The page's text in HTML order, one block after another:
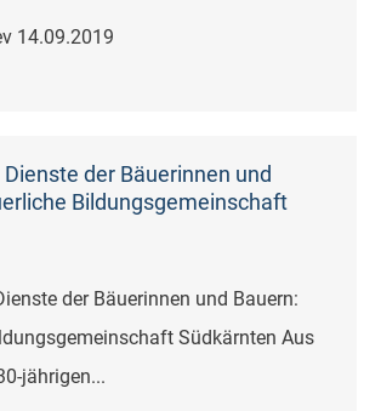
14.09.2019
der Bäuerinnen und
Bildungsgemeinschaft
der Bäuerinnen und Bauern:
Südkärnten Aus
jährigen...